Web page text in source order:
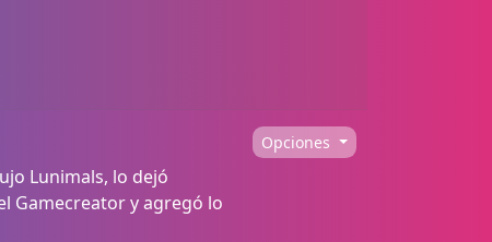
Opciones
Lunimals, lo dejó
Gamecreator y agregó lo